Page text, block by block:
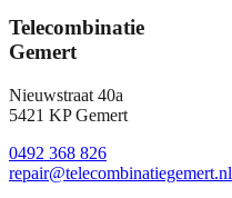
Telecombinatie
Gemert
Nieuwstraat 40a
5421 KP Gemert
0492 368 826
repair@telecombinatiegemert.nl